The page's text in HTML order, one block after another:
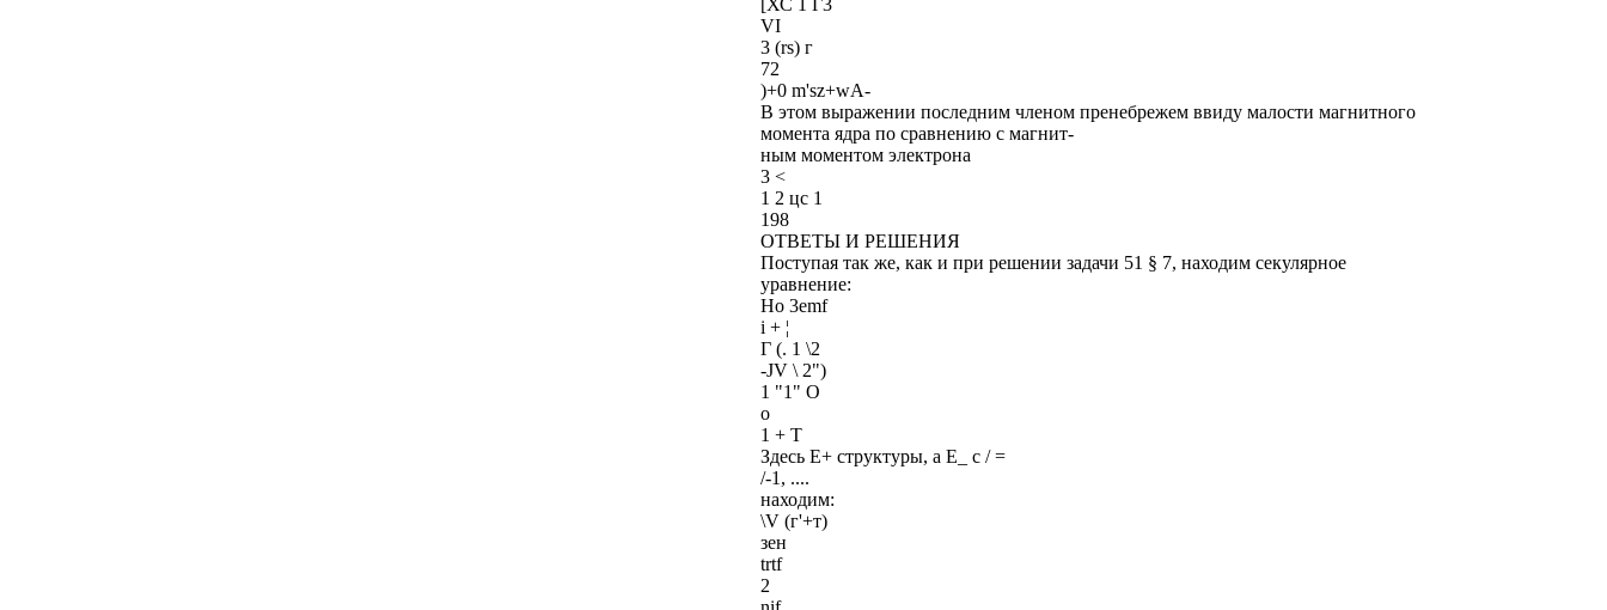
VI
3 (rs) г
72
)+0 m'sz+wA-
В этом выражении последним членом пренебрежем ввиду малости магнитного
момента ядра по сравнению с магнит-
ным моментом электрона
3 <
1 2 цс 1
198
ОТВЕТЫ И РЕШЕНИЯ
Поступая так же, как и при решении задачи 51 § 7, находим секулярное
уравнение:
Но 3emf
i + ¦
Г (. 1 \2
-JV \ 2")
1 "1" О
о
1 + Т
Здесь Е+ структуры, а Е_ с / =
/-1, ....
находим:
\V (г'+т)
зен
trtf
2